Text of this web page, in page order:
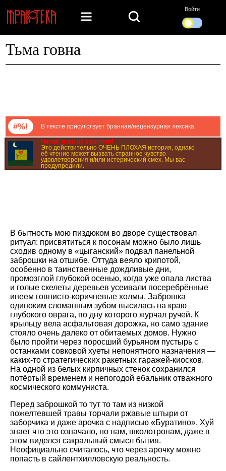
Войти
Тьма говна
#%! В тексте присутствует бранная/нецензурная лексика.
Читай, пока не удалили!
Это действительно ОЧЕНЬ ПЛОХАЯ история, однако
её чтение может вызвать странное чувство
удовлетворения и/или истерический смех. Мы вас
предупредили.
В бытность мою пиздюком во дворе существовал
ритуал: присвятиться к посонам можно было лишь
сходив одному в «цыганский» подвал панельной
заброшки на отшибе. Оттуда веяло крипотой,
особенно в таинственные дождливые дни,
промозглой глубокой осенью, когда уже опала листва
и голые скелеты деревьев усеивали посеребрённые
инеем говнисто-коричневые холмы. Заброшка
одиноким сломанным зубом высилась на краю
глубокого оврага, по дну которого журчал ручей. К
крыльцу вела асфальтовая дорожка, но само здание
стояло очень далеко от обитаемых домов. Нужно
было пройти через поросший бурьяном пустырь с
останками совковой хуеты непонятного назначения —
каких-то стратегических ракетных гаражей-киосков.
На одной из белых кирпичных стенок сохранился
потёртый временем и непогодой ебальник отважного
космического коммуниста.
Перед заброшкой то тут то там из низкой
пожелтевшей травы торчали ржавые штыри от
заборчика и даже арочка с надписью «Буратино». Хуй
знает что это означало, но нам, школотронам, даже в
этом виделся сакральный смысл бытия.
Неофициально считалось, что через арочку можно
попасть в сайлентхилловскую реальность.